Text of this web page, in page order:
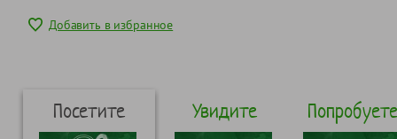
Добавить в избранное
Посетите Увидите Попробуете